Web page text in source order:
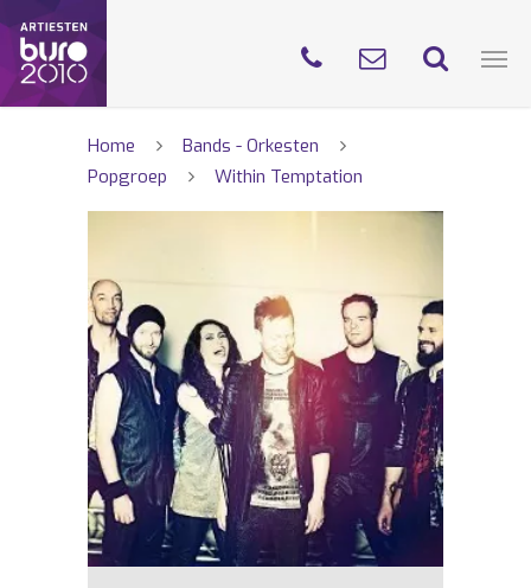
Home
Bands - Orkesten
Popgroep
Within Temptation